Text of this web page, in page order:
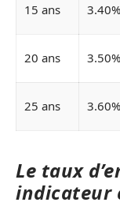
15 ans 3.40%
20 ans 3.50%
25 ans 3.60%
Le taux
indicateur